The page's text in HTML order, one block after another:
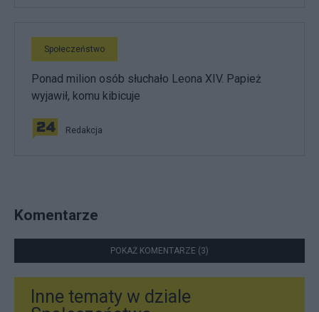
Społeczeństwo
Ponad milion osób słuchało Leona XIV. Papież
wyjawił, komu kibicuje
Redakcja
Komentarze
POKAŻ KOMENTARZE (3)
Inne tematy w dziale